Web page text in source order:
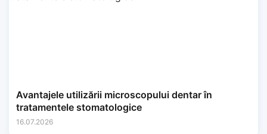
Avantajele utilizării microscopului dentar în
tratamentele stomatologice
16.07.2026